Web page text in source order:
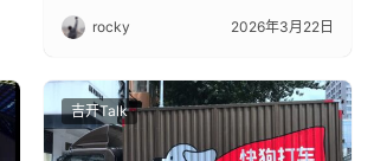
rocky 2026年3月22日
吉开Talk